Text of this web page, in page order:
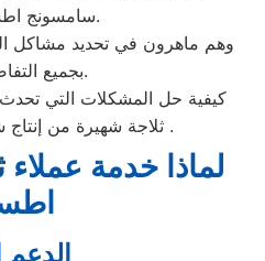
سامسونج اطسا التجارية.
وهم ماهرون في تحديد مشاكل
بجميع التفاصيل الفنية.
كيفية حل المشكلات التي
ثلاجة شهيرة من إنتاج شركة سامسونج اطسا .
لماذا خدمة